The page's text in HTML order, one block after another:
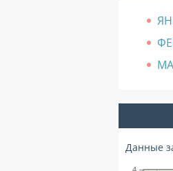
Данные